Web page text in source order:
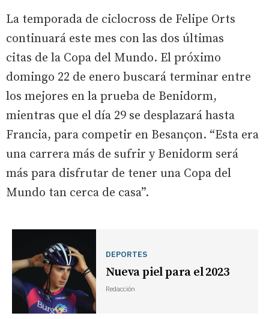
La temporada de ciclocross de Felipe Orts
continuará este mes con las dos últimas
citas de la Copa del Mundo. El próximo
domingo 22 de enero buscará terminar entre
los mejores en la prueba de Benidorm,
mientras que el día 29 se desplazará hasta
Francia, para competir en Besançon. “Esta era
una carrera más de sufrir y Benidorm será
más para disfrutar de tener una Copa del
Mundo tan cerca de casa”.
DEPORTES
Nueva piel para el 2023
Redacción